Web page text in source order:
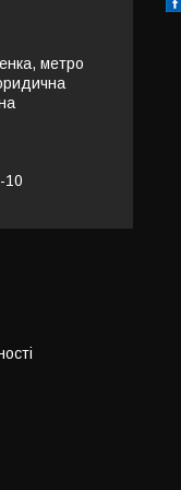
метро
10